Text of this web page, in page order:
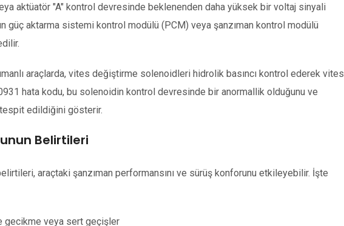
aktüatör "A" kontrol devresinde beklenenden daha yüksek bir voltaj sinyali
güç aktarma sistemi kontrol modülü (PCM) veya şanzıman kontrol modülü
araçlarda, vites değiştirme solenoidleri hidrolik basıncı kontrol ederek vites
hata kodu, bu solenoidin kontrol devresinde bir anormallik olduğunu ve
edildiğini gösterir.
Belirtileri
araçtaki şanzıman performansını ve sürüş konforunu etkileyebilir. İşte
gecikme veya sert geçişler